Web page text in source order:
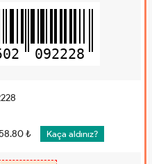
092228
₺ Kaça aldınız?